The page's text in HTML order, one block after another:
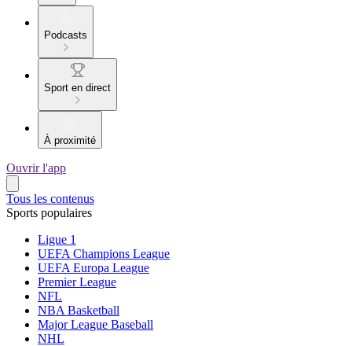
Podcasts
Sport en direct
À proximité
Ouvrir l'app
Tous les contenus
Sports populaires
Ligue 1
UEFA Champions League
UEFA Europa League
Premier League
NFL
NBA Basketball
Major League Baseball
NHL